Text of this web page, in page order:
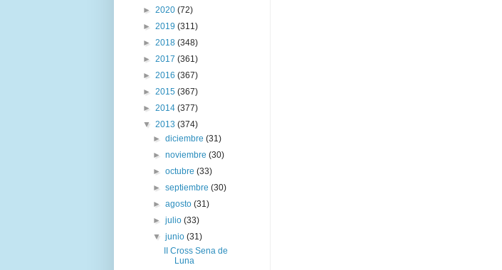
► 2020 (72)
► 2019 (311)
► 2018 (348)
► 2017 (361)
► 2016 (367)
► 2015 (367)
► 2014 (377)
▼ 2013 (374)
►diciembre(31)
►noviembre(30)
►octubre(33)
►septiembre(30)
►agosto(31)
►julio(33)
▼junio(31)
II Cross Sena de
Luna